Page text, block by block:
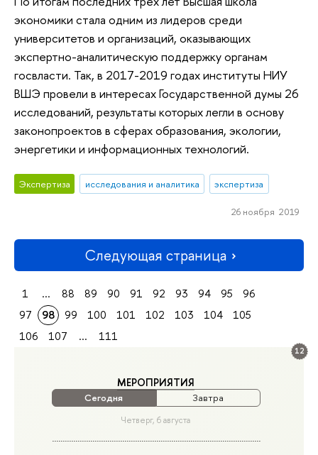
12
МЕРОПРИЯТИЯ
Сегодня Завтра
Четверг, 6 августа
экономики стала одним из лидеров среди
университетов и организаций, оказывающих
экспертно-аналитическую поддержку органам
госвласти. Так, в 2017-2019 годах институты НИУ
ВШЭ провели в интересах Государственной думы 26
исследований, результаты которых легли в основу
законопроектов в сферах образования, экологии,
энергетики и информационных технологий.
Экспертиза исследования и аналитика экспертиза
26 ноября 2019
Следующая страница
1 ... 88 89 90 91 92 93 94 95
96
97
98 99 100 101 102 103 104
105
106
107 ... 111